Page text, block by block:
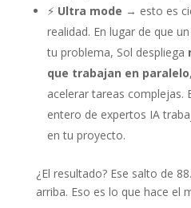
⚡ Ultra mode → esto es
realidad. En lugar de que
tu problema, Sol despliega
que trabajan en paralelo
acelerar tareas complejas.
entero de expertos IA
en tu proyecto.
¿El resultado? Ese salto de
arriba. Eso es lo que hace el